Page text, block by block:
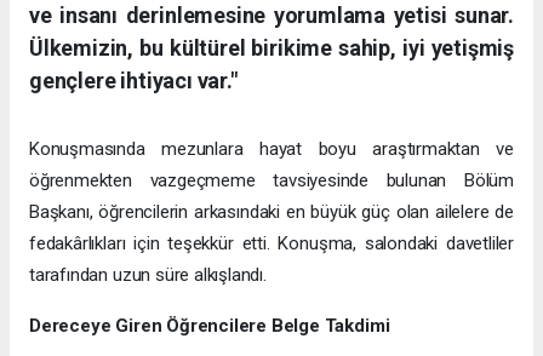
ve insanı derinlemesine yorumlama yetisi sunar.
Ülkemizin, bu kültürel birikime sahip, iyi yetişmiş
gençlere ihtiyacı var."
Konuşmasında mezunlara hayat boyu araştırmaktan ve
öğrenmekten vazgeçmeme tavsiyesinde bulunan Bölüm
Başkanı, öğrencilerin arkasındaki en büyük güç olan ailelere de
fedakârlıkları için teşekkür etti. Konuşma, salondaki davetliler
tarafından uzun süre alkışlandı.
Dereceye Giren Öğrencilere Belge Takdimi